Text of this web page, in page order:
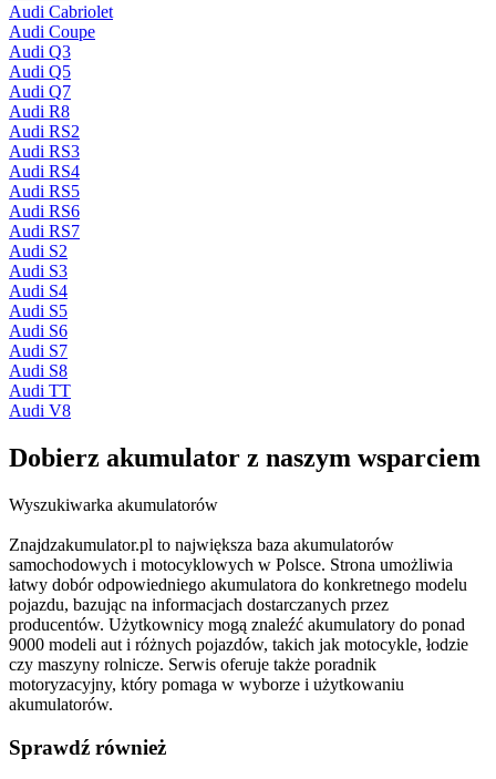
Audi Cabriolet
Audi Coupe
Audi Q3
Audi Q5
Audi Q7
Audi R8
Audi RS2
Audi RS3
Audi RS4
Audi RS5
Audi RS6
Audi RS7
Audi S2
Audi S3
Audi S4
Audi S5
Audi S6
Audi S7
Audi S8
Audi TT
Audi V8
Dobierz akumulator z naszym wsparciem
Wyszukiwarka akumulatorów
Znajdzakumulator.pl to największa baza akumulatorów
samochodowych i motocyklowych w Polsce. Strona umożliwia
łatwy dobór odpowiedniego akumulatora do konkretnego modelu
pojazdu, bazując na informacjach dostarczanych przez
producentów. Użytkownicy mogą znaleźć akumulatory do ponad
9000 modeli aut i różnych pojazdów, takich jak motocykle, łodzie
czy maszyny rolnicze. Serwis oferuje także poradnik
motoryzacyjny, który pomaga w wyborze i użytkowaniu
akumulatorów.
Sprawdź również